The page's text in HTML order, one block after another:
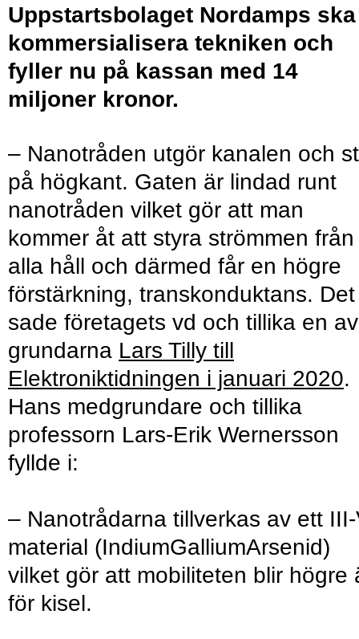
Uppstartsbolaget Nordamps ska
kommersialisera tekniken och
fyller nu på kassan med 14
miljoner kronor.
– Nanotråden utgör kanalen och
på högkant. Gaten är lindad runt
nanotråden vilket gör att man
kommer åt att styra strömmen från
alla håll och därmed får en högre
förstärkning, transkonduktans. Det
sade företagets vd och tillika en av
grundarna Lars Tilly till
Elektroniktidningen i januari 2020.
Hans medgrundare och tillika
professorn Lars-Erik Wernersson
fyllde i:
– Nanotrådarna tillverkas av ett III-
material (IndiumGalliumArsenid)
vilket gör att mobiliteten blir högre
för kisel.